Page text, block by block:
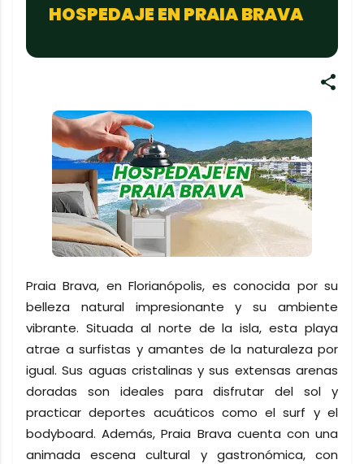
HOSPEDAJE EN PRAIA BRAVA
Praia Brava, en Florianópolis, es conocida por su
belleza natural impresionante y su ambiente
vibrante. Situada al norte de la isla, esta playa
atrae a surfistas y amantes de la naturaleza por
igual. Sus aguas cristalinas y sus extensas arenas
doradas son ideales para disfrutar del sol y
practicar deportes acuáticos como el surf y el
bodyboard. Además, Praia Brava cuenta con una
animada escena cultural y gastronómica, con